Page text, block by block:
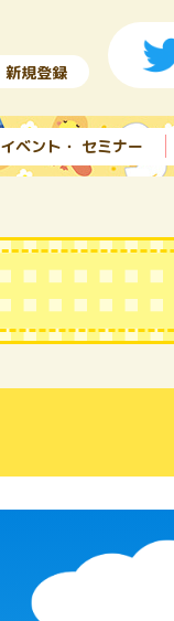
新規登録
イベント・ セミナー